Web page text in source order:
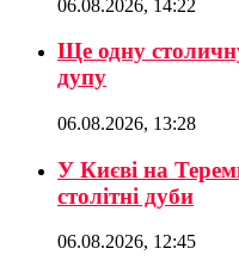
06.08.2026, 14:22
Ще одну
дупу
06.08.2026, 13:28
У Києві на
столітні дуби
06.08.2026, 12:45